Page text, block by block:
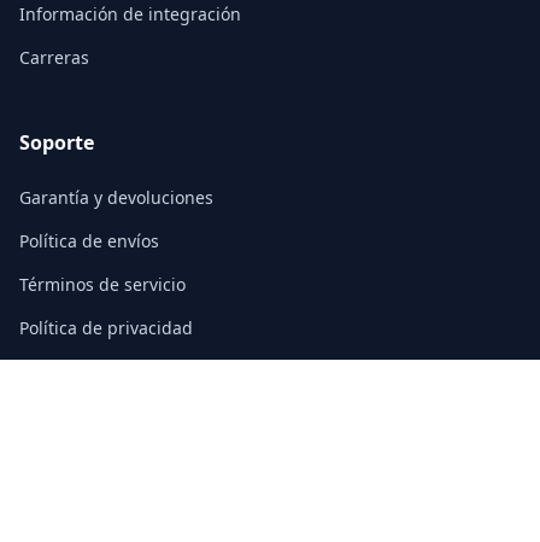
Información de integración
Carreras
Soporte
Garantía y devoluciones
Política de envíos
Términos de servicio
Política de privacidad